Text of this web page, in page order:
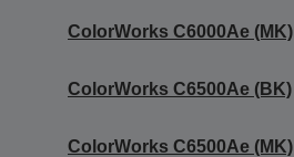
ColorWorks C6000Ae (MK)
ColorWorks C6500Ae (BK)
ColorWorks C6500Ae (MK)